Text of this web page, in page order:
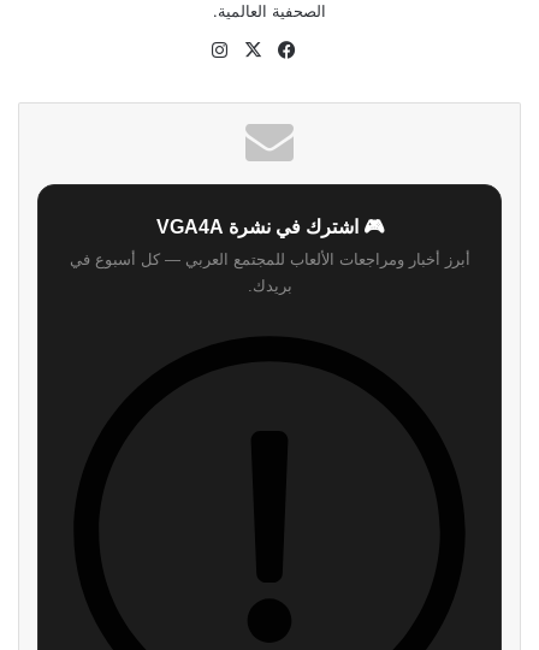
الصحفية العالمية.
موقع
فيسبوك
‫X
🎮 اشترك في نشرة VGA4A
أبرز أخبار ومراجعات الألعاب للمجتمع العربي — كل أسبوع في
بريدك.